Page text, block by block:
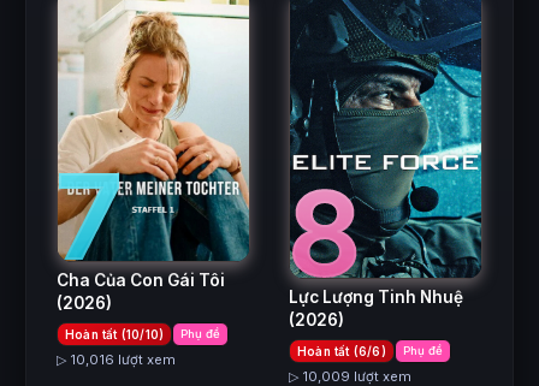
7
Cha Của Con Gái Tôi
(2026)
Hoàn tất (10/10) Phụ đề
▷ 10,016 lượt xem
8
Lực Lượng Tinh Nhuệ
(2026)
Hoàn tất (6/6) Phụ đề
▷ 10,009 lượt xem